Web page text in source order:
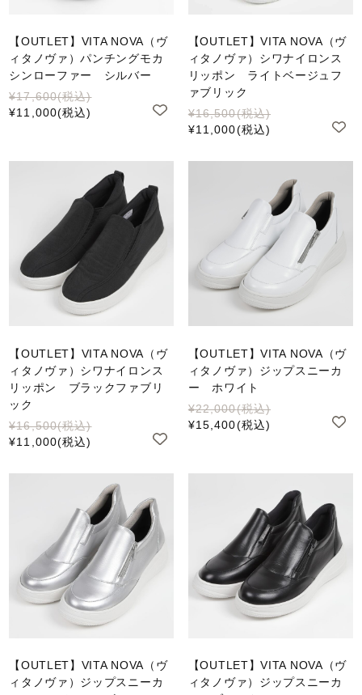
【OUTLET】VITA NOVA（ヴ
ィタノヴァ）パンチングモカ
シンローファー シルバー
¥17,600(税込)
¥11,000(税込)
【OUTLET】VITA NOVA（ヴ
ィタノヴァ）シワナイロンス
リッポン ライトベージュフ
ァブリック
¥16,500(税込)
¥11,000(税込)
【OUTLET】VITA NOVA（ヴ
ィタノヴァ）シワナイロンス
リッポン ブラックファブリ
ック
¥16,500(税込)
¥11,000(税込)
【OUTLET】VITA NOVA（ヴ
ィタノヴァ）ジップスニーカ
ー ホワイト
¥22,000(税込)
¥15,400(税込)
【OUTLET】VITA NOVA（ヴ
ィタノヴァ）ジップスニーカ
【OUTLET】VITA NOVA（ヴ
ィタノヴァ）ジップスニーカ